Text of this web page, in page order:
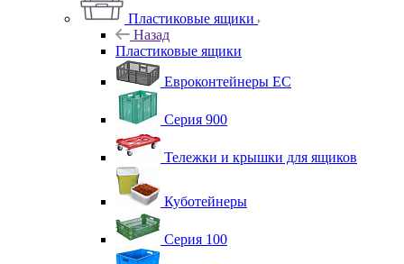
Пластиковые ящики
Назад
Пластиковые ящики
Евроконтейнеры ЕС
Серия 900
Тележки и крышки для ящиков
Куботейнеры
Серия 100